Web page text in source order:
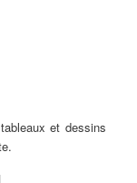
et dessins